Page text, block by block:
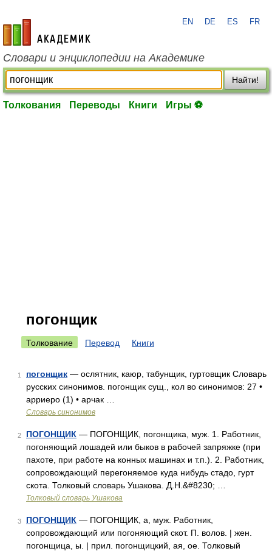
academic.ru
EN DE ES FR
Словари и энциклопедии на Академике
Найти!
Толкования Переводы Книги Игры ⚽
погонщик
Толкование Перевод Книги
1 погонщик — ослятник, каюр, табунщик, гуртовщик Словарь
русских синонимов. погонщик сущ., кол во синонимов: 27 •
арриеро (1) • арчак …
Словарь синонимов
2 ПОГОНЩИК — ПОГОНЩИК, погонщика, муж. 1. Работник,
погоняющий лошадей или быков в рабочей запряжке (при
пахоте, при работе на конных машинах и т.п.). 2. Работник,
сопровождающий перегоняемое куда нибудь стадо, гурт
скота. Толковый словарь Ушакова. Д.Н.&#8230; …
Толковый словарь Ушакова
3 ПОГОНЩИК — ПОГОНЩИК, а, муж. Работник,
сопровождающий или погоняющий скот. П. волов. | жен.
погонщица, ы. | прил. погонщицкий, ая, ое. Толковый